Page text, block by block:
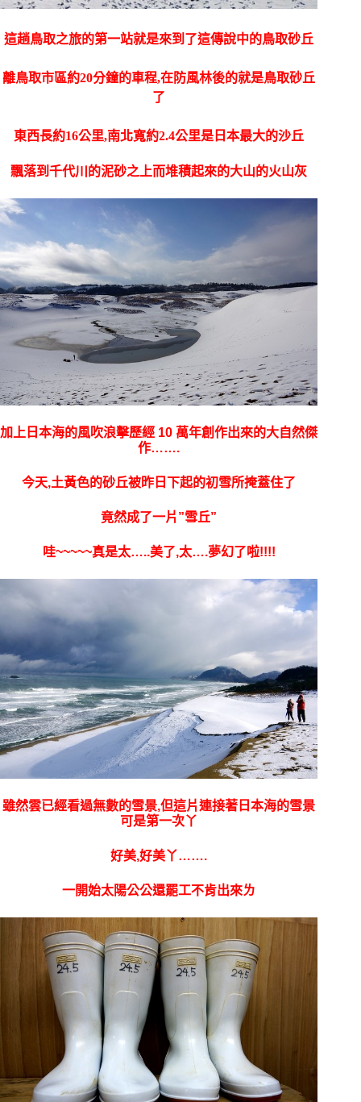
這趟鳥取之旅的第一站就是來到了這傳說中的鳥取砂丘
離鳥取市區約20分鐘的車程,在防風林後的就是鳥取砂丘
了
東西長約16公里,南北寬約2.4公里是日本最大的沙丘
飄落到千代川的泥砂之上而堆積起來的大山的火山灰
加上日本海的風吹浪擊歷經 10 萬年創作出來的大自然傑
作…….
今天,土黃色的砂丘被昨日下起的初雪所掩蓋住了
竟然成了一片”雪丘”
哇~~~~~真是太…..美了,太….夢幻了啦!!!!
雖然雲已經看過無數的雪景,但這片連接著日本海的雪景
可是第一次丫
好美,好美丫…….
一開始太陽公公還罷工不肯出來ㄌ